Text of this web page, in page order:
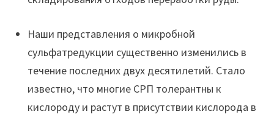
Наши представления о микробной
сульфатредукции существенно изменились в
течение последних двух десятилетий. Стало
известно, что многие СРП толерантны к
кислороду и растут в присутствии кислорода в